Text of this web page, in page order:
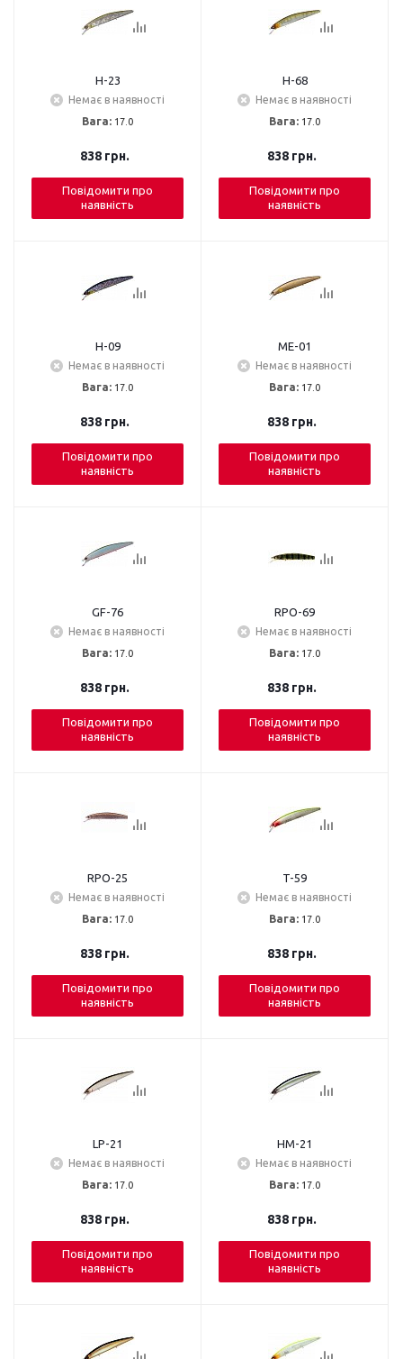
H-23
Немає в наявності
Вага: 17.0
838грн.
Повідомити про
наявність
H-68
Немає в наявності
Вага: 17.0
838грн.
Повідомити про
наявність
H-09
Немає в наявності
Вага: 17.0
838грн.
Повідомити про
наявність
ME-01
Немає в наявності
Вага: 17.0
838грн.
Повідомити про
наявність
GF-76
Немає в наявності
Вага: 17.0
838грн.
Повідомити про
наявність
RPO-69
Немає в наявності
Вага: 17.0
838грн.
Повідомити про
наявність
RPO-25
Немає в наявності
Вага: 17.0
838грн.
Повідомити про
наявність
T-59
Немає в наявності
Вага: 17.0
838грн.
Повідомити про
наявність
LP-21
Немає в наявності
Вага: 17.0
838грн.
Повідомити про
наявність
HM-21
Немає в наявності
Вага: 17.0
838грн.
Повідомити про
наявність